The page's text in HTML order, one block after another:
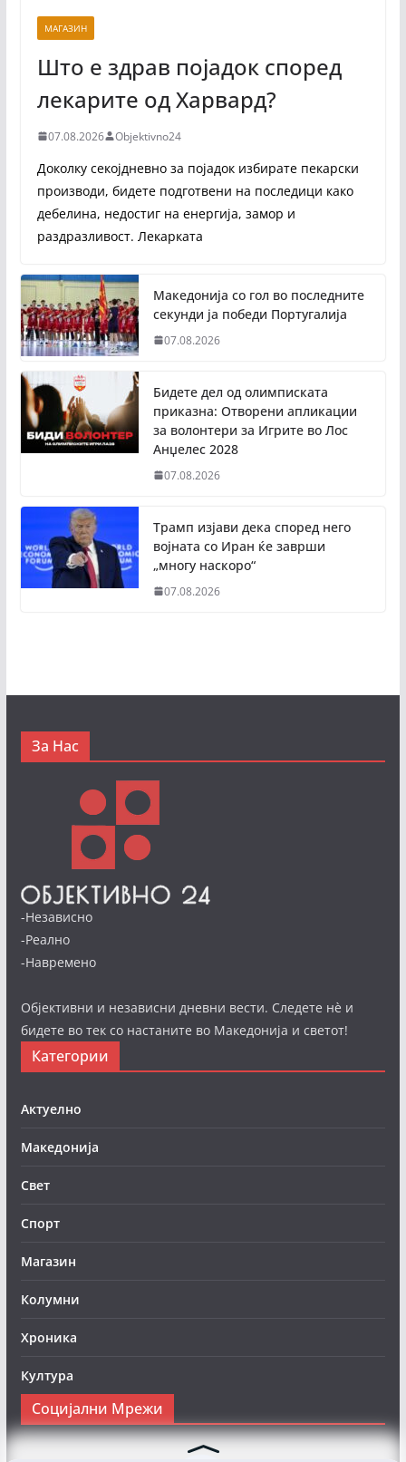
МАГАЗИН
Што е здрав појадок според
лекарите од Харвард?
07.08.2026 Objektivno24
Доколку секојдневно за појадок избирате пекарски
производи, бидете подготвени на последици како
дебелина, недостиг на енергија, замор и
раздразливост. Лекарката
Македонија со гол во последните
секунди ја победи Португалија
07.08.2026
Бидете дел од олимписката
приказна: Отворени апликации
за волонтери за Игрите во Лос
Анџелес 2028
07.08.2026
Трамп изјави дека според него
војната со Иран ќе заврши
„многу наскоро“
07.08.2026
За Нас
-Независно
-Реално
-Навремено
Објективни и независни дневни вести. Следете нè и
бидете во тек со настаните во Македонија и светот!
Категории
Актуелно
Македонија
Свет
Спорт
Магазин
Колумни
Хроника
Култура
Социјални Мрежи